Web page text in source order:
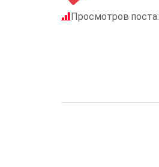
Просмотров поста: